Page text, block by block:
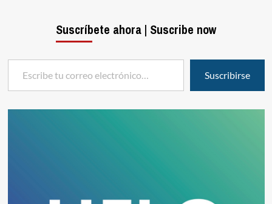
Suscríbete ahora | Suscribe now
Escribe tu correo electrónico…
Suscribirse